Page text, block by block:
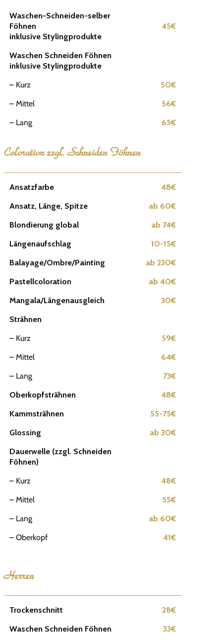
Waschen-Schneiden-selber
Föhnen
inklusive Stylingprodukte
45€
Waschen Schneiden Föhnen
inklusive Stylingprodukte
– Kurz
50€
– Mittel
56€
– Lang
65€
Coloration zzgl. Schneiden Föhnen
Ansatzfarbe
48€
Ansatz, Länge, Spitze
ab 60€
Blondierung global
ab 74€
Längenaufschlag
10-15€
Balayage/Ombre/Painting
ab 230€
Pastellcoloration
ab 40€
Mangala/Längenausgleich
30€
Strähnen
– Kurz
59€
– Mittel
64€
– Lang
73€
Oberkopfsträhnen
48€
Kammsträhnen
55-75€
Glossing
ab 30€
Dauerwelle (zzgl. Schneiden
Föhnen)
– Kurz
48€
– Mittel
55€
– Lang
ab 60€
– Oberkopf
41€
Herren
Trockenschnitt
28€
Waschen Schneiden Föhnen
33€